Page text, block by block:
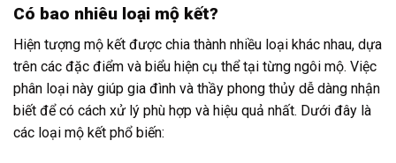
Có bao nhiêu loại mộ kết?
Hiện tượng mộ kết được chia thành nhiều loại khác nhau, dựa
trên các đặc điểm và biểu hiện cụ thể tại từng ngôi mộ. Việc
phân loại này giúp gia đình và thầy phong thủy dễ dàng nhận
biết để có cách xử lý phù hợp và hiệu quả nhất. Dưới đây là
các loại mộ kết phổ biến: